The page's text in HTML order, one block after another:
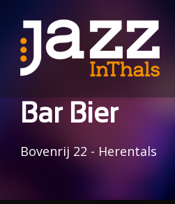
Bar Bier
Bovenrij 22 - Herentals